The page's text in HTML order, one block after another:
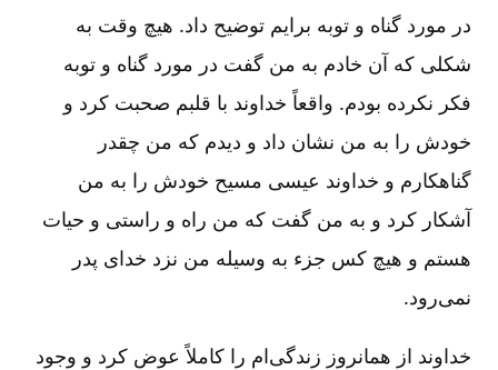
در مورد گناه و توبه برایم توضیح داد. هیچ وقت به
شکلی که آن خادم به من گفت در مورد گناه و توبه
فکر نکرده بودم. واقعاً خداوند با قلبم صحبت کرد و
خودش را به من نشان داد و دیدم که من چقدر
گناهکارم و خداوند عیسی مسیح خودش را به من
آشکار کرد و به من گفت که من راه و راستی و حیات
هستم و هیچ کس جزء به وسیله من نزد خدای پدر
نمی‌رود.
خداوند از همانروز زندگی‌ام را کاملاً عوض کرد و وجود